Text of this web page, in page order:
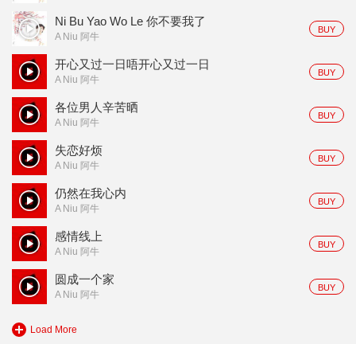
BUY
Ni Bu Yao Wo Le 你不要我了
A Niu 阿牛
BUY
开心又过一日唔开心又过一日
A Niu 阿牛
BUY
各位男人辛苦晒
A Niu 阿牛
BUY
失恋好烦
A Niu 阿牛
BUY
仍然在我心内
A Niu 阿牛
BUY
感情线上
A Niu 阿牛
BUY
圆成一个家
A Niu 阿牛
Load More